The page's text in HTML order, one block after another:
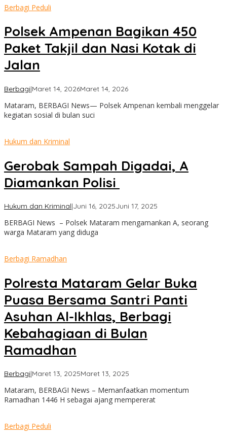
Berbagi Peduli
Polsek Ampenan Bagikan 450
Paket Takjil dan Nasi Kotak di
Jalan
Berbagi|Maret 14, 2026Maret 14, 2026oleh
Mataram, BERBAGI News— Polsek Ampenan kembali menggelar
kegiatan sosial di bulan suci
Hukum dan Kriminal
Gerobak Sampah Digadai, A
Diamankan Polisi
Hukum dan Kriminal|Juni 16, 2025Juni 17, 2025
BERBAGI News – Polsek Mataram mengamankan A, seorang
warga Mataram yang diduga
Berbagi Ramadhan
Polresta Mataram Gelar Buka
Puasa Bersama Santri Panti
Asuhan Al-Ikhlas, Berbagi
Kebahagiaan di Bulan
Ramadhan
Berbagi|Maret 13, 2025Maret 13, 2025
Mataram, BERBAGI News – Memanfaatkan momentum
Ramadhan 1446 H sebagai ajang mempererat
Berbagi Peduli